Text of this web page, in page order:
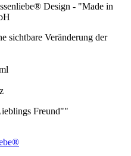
Design - "Made in
sichtbare Veränderung der
Freund""